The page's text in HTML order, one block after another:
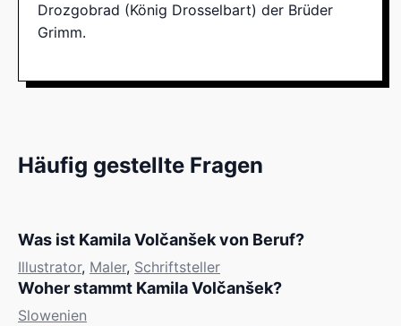
Drozgobrad (König Drosselbart) der Brüder
Grimm.
Häufig gestellte Fragen
Was ist Kamila Volčanšek von Beruf?
Illustrator, Maler, Schriftsteller
Woher stammt Kamila Volčanšek?
Slowenien